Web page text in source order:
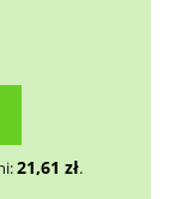
21,61 zł.